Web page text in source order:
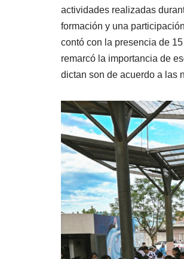
actividades realizadas
formación y una
contó con la presencia de
remarcó la importancia de
dictan son de acuerdo a las